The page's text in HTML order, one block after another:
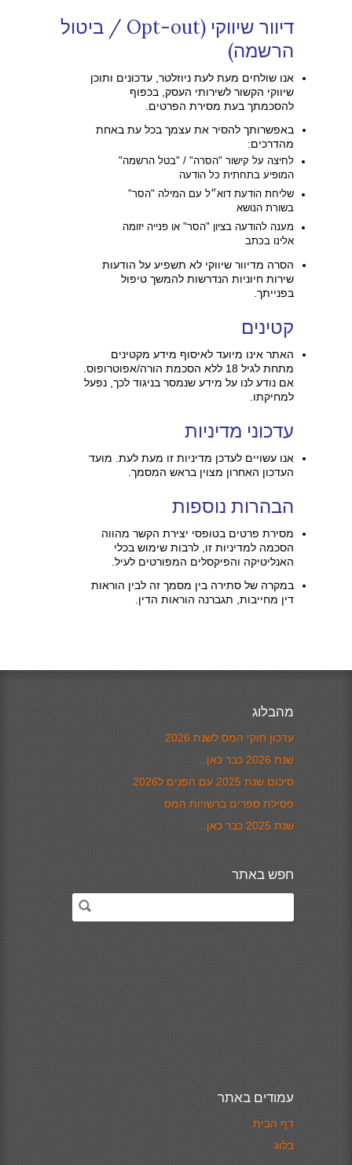
דיוור שיווקי (Opt-out / ביטול
הרשמה)
אנו שולחים מעת לעת ניוזלטר, עדכונים ותוכן
שיווקי הקשור לשירותי העסק, בכפוף
להסכמתך בעת מסירת הפרטים.
באפשרותך להסיר את עצמך בכל עת באחת
מהדרכים:
לחיצה על קישור "הסרה" / "בטל הרשמה"
המופיע בתחתית כל הודעה
שליחת הודעת דוא״ל עם המילה "הסר"
בשורת הנושא
מענה להודעה בציון "הסר" או פנייה יזומה
אלינו בכתב
הסרה מדיוור שיווקי לא תשפיע על הודעות
שירות חיוניות הנדרשות להמשך טיפול
בפנייתך.
קטינים
האתר אינו מיועד לאיסוף מידע מקטינים
מתחת לגיל 18 ללא הסכמת הורה/אפוטרופוס.
אם נודע לנו על מידע שנמסר בניגוד לכך, נפעל
למחיקתו.
עדכוני מדיניות
אנו עשויים לעדכן מדיניות זו מעת לעת. מועד
העדכון האחרון מצוין בראש המסמך.
הבהרות נוספות
מסירת פרטים בטופסי יצירת הקשר מהווה
הסכמה למדיניות זו, לרבות שימוש בכלי
האנליטיקה והפיקסלים המפורטים לעיל.
במקרה של סתירה בין מסמך זה לבין הוראות
דין מחייבות, תגברנה הוראות הדין.
מהבלוג
עדכון חוקי המס לשנת 2026
שנת 2026 כבר כאן…
סיכום שנת 2025 עם הפנים ל2026
פסילת ספרים ברשויות המס
שנת 2025 כבר כאן…
חפש באתר
עמודים באתר
דף הבית
בלוג